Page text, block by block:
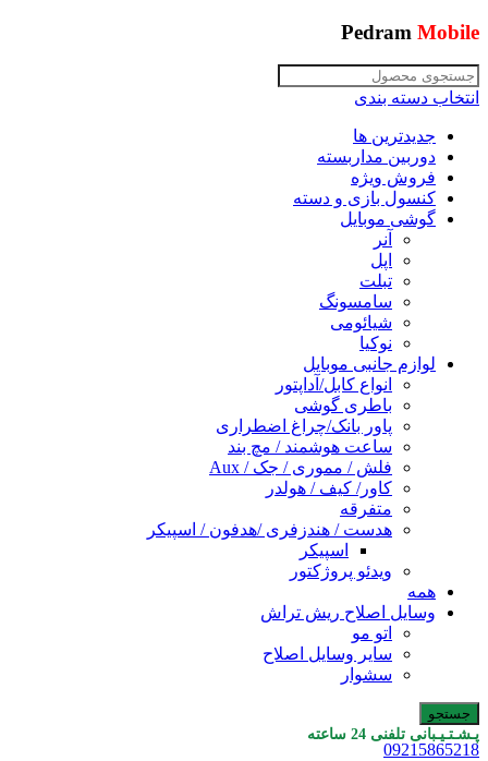
Pedram Mobile
انتخاب دسته بندی
جدیدترین ها
دوربین مداربسته
فروش ویژه
کنسول بازی و دسته
گوشی موبایل
آنر
اپل
تبلت
سامسونگ
شیائومی
نوکیا
لوازم جانبی موبایل
انواع کابل/آداپتور
باطری گوشی
پاور بانک/چراغ اضطراری
ساعت هوشمند / مچ بند
فلش / مموری / جک / Aux
کاور/ کیف / هولدر
متفرقه
هدست / هندزفری /هدفون / اسپیکر
اسپیکر
ویدئو پروژکتور
همه
وسایل اصلاح ریش تراش
اتو مو
سایر وسایل اصلاح
سشوار
جستجو
پـشـتـیـبانی تلفنی 24 ساعته
09215865218